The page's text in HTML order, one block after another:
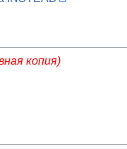
копия)